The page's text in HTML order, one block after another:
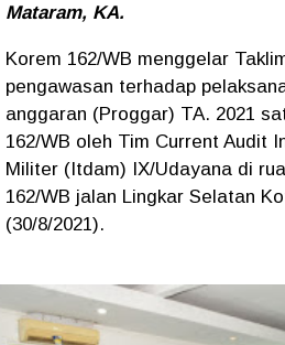
Mataram, KA.
Korem 162/WB menggelar
pengawasan terhadap
anggaran (Proggar) TA. 2021
162/WB oleh Tim Current Audit
Militer (Itdam) IX/Udayana di
162/WB jalan Lingkar Selatan
(30/8/2021).